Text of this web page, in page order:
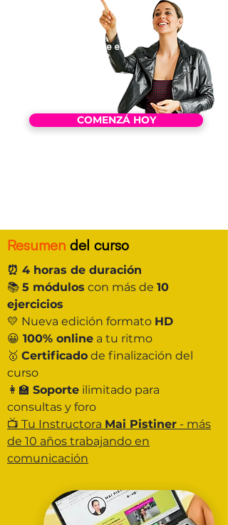
COMENZÁ HOY
¿Alguna vez tuviste ese
pensamiento?
Resumen del curso
⏰ 4 horas de duración
📚 5 módulos con más de 10
ejercicios
💛 Nueva edición formato HD
😀 100% online a tu ritmo
🥇 Certificado de finalización del
curso
👩‍🏫 Soporte ilimitado para
consultas y foro
📺 Tu Instructora Mai Pistiner - más
de 10 años trabajando en
comunicación